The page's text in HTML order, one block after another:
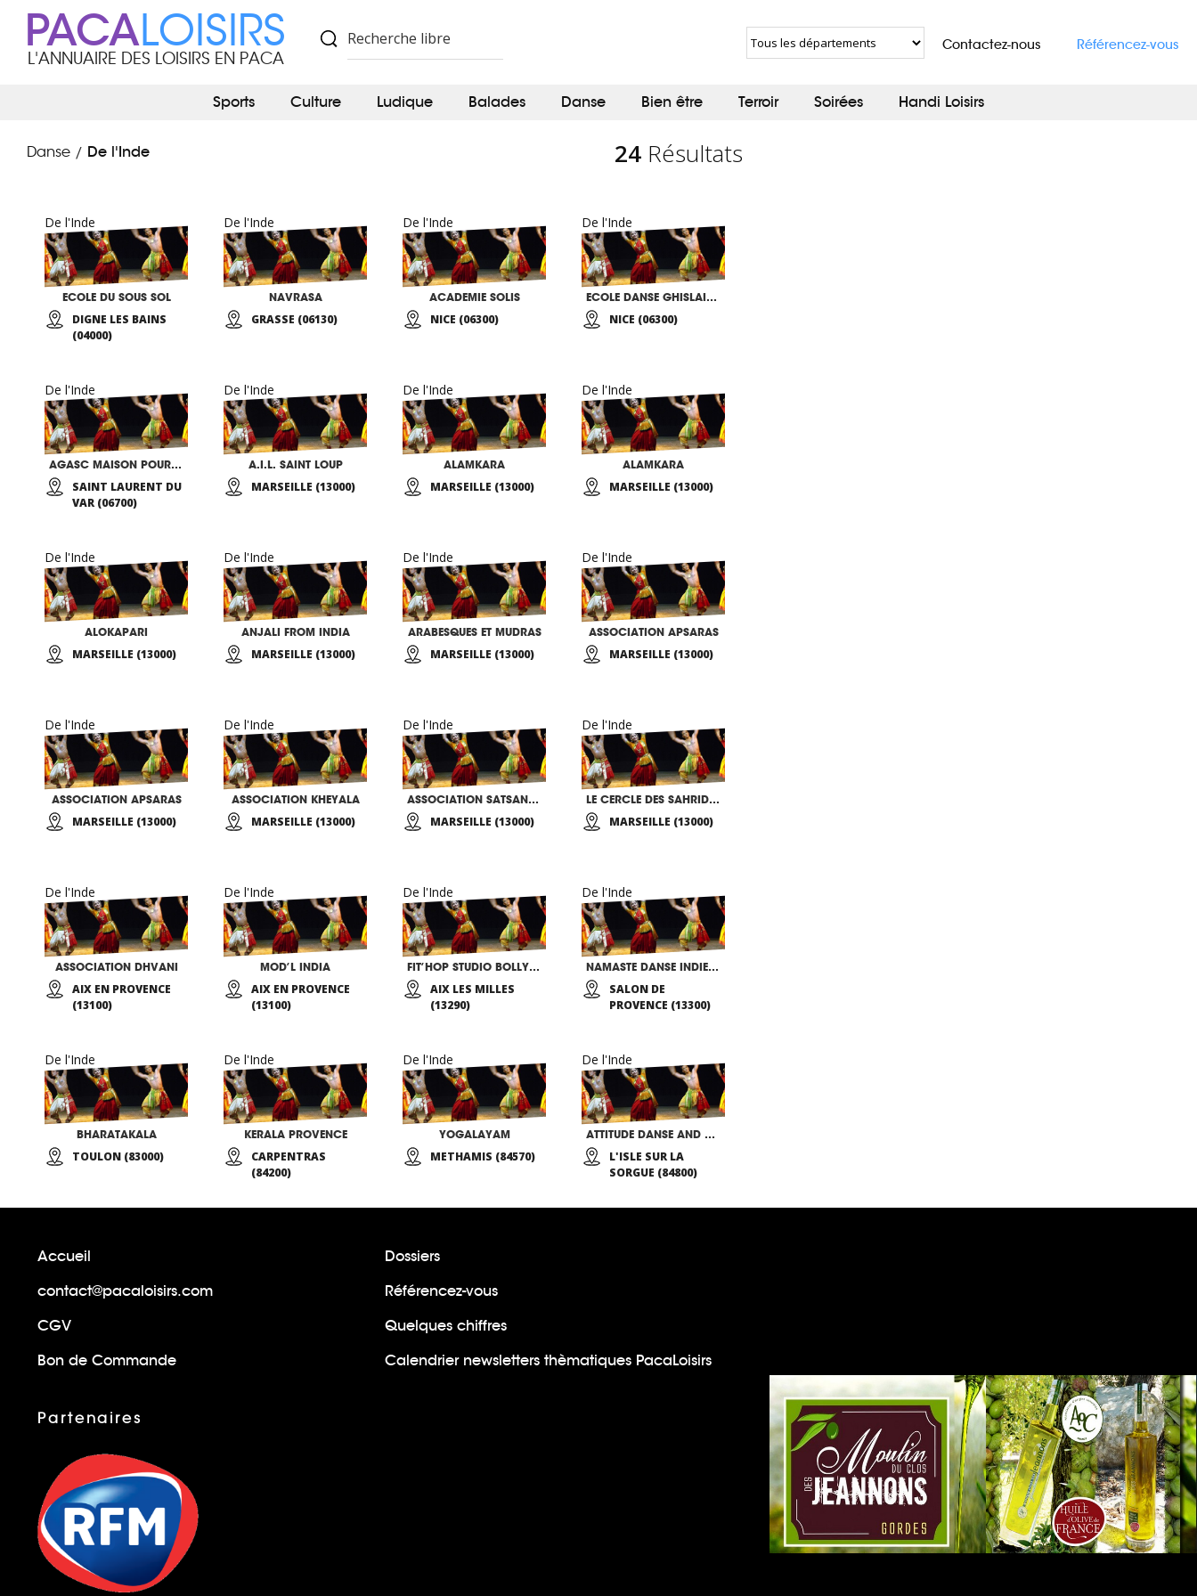
PACALOISIRS
L'ANNUAIRE DES LOISIRS EN PACA
Contactez-nous Référencez-vous
Sports Culture Ludique Balades Danse Bien être Terroir Soirées Handi Loisirs
Danse / De l'Inde 24 Résultats
De l'Inde
ECOLE DU SOUS SOL
DIGNE LES BAINS
(04000)
De l'Inde
NAVRASA
GRASSE (06130)
De l'Inde
ACADEMIE SOLIS
NICE (06300)
De l'Inde
ECOLE DANSE GHISLAINE CACCIA
NICE (06300)
De l'Inde
AGASC MAISON POUR TOUS
SAINT LAURENT DU
VAR (06700)
De l'Inde
A.I.L. SAINT LOUP
MARSEILLE (13000)
De l'Inde
ALAMKARA
MARSEILLE (13000)
De l'Inde
ALAMKARA
MARSEILLE (13000)
De l'Inde
ALOKAPARI
MARSEILLE (13000)
De l'Inde
ANJALI FROM INDIA
MARSEILLE (13000)
De l'Inde
ARABESQUES ET MUDRAS
MARSEILLE (13000)
De l'Inde
ASSOCIATION APSARAS
MARSEILLE (13000)
De l'Inde
ASSOCIATION APSARAS
MARSEILLE (13000)
De l'Inde
ASSOCIATION KHEYALA
MARSEILLE (13000)
De l'Inde
ASSOCIATION SATSANGHAM
MARSEILLE (13000)
De l'Inde
LE CERCLE DES SAHRIDAYA
MARSEILLE (13000)
De l'Inde
ASSOCIATION DHVANI
AIX EN PROVENCE
(13100)
De l'Inde
MOD’L INDIA
AIX EN PROVENCE
(13100)
De l'Inde
FIT’HOP STUDIO BOLLYWOOD
AIX LES MILLES
(13290)
De l'Inde
NAMASTE DANSE INDIENNE
SALON DE
PROVENCE (13300)
De l'Inde
BHARATAKALA
TOULON (83000)
De l'Inde
KERALA PROVENCE
CARPENTRAS
(84200)
De l'Inde
YOGALAYAM
METHAMIS (84570)
De l'Inde
ATTITUDE DANSE AND MOVE
L'ISLE SUR LA
SORGUE (84800)
Accueil
Dossiers
contact@pacaloisirs.com
Référencez-vous
CGV
Quelques chiffres
Bon de Commande
Calendrier newsletters thèmatiques PacaLoisirs
Partenaires